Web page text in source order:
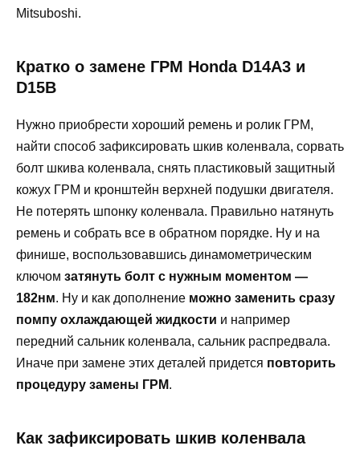
Mitsuboshi.
Кратко о замене ГРМ Honda D14A3 и
D15B
Нужно приобрести хороший ремень и ролик ГРМ,
найти способ зафиксировать шкив коленвала, сорвать
болт шкива коленвала, снять пластиковый защитный
кожух ГРМ и кронштейн верхней подушки двигателя.
Не потерять шпонку коленвала. Правильно натянуть
ремень и собрать все в обратном порядке. Ну и на
финише, воспользовавшись динамометрическим
ключом затянуть болт с нужным моментом —
182нм. Ну и как дополнение можно заменить сразу
помпу охлаждающей жидкости и например
передний сальник коленвала, сальник распредвала.
Иначе при замене этих деталей придется повторить
процедуру замены ГРМ.
Как зафиксировать шкив коленвала